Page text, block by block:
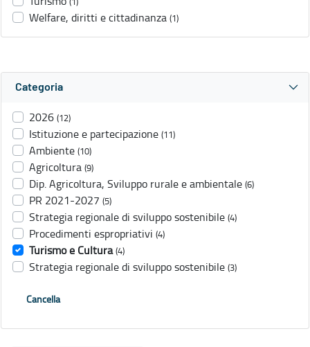
Welfare, diritti e cittadinanza (1)
Categoria
2026 (12)
Istituzione e partecipazione (11)
Ambiente (10)
Agricoltura (9)
Dip. Agricoltura, Sviluppo rurale e ambientale (6)
PR 2021-2027 (5)
Strategia regionale di sviluppo sostenibile (4)
Procedimenti espropriativi (4)
Turismo e Cultura (4)
Strategia regionale di sviluppo sostenibile (3)
Cancella